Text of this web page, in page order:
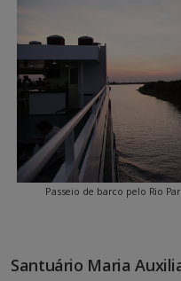
Passeio de barco pelo Rio
Santuário Maria